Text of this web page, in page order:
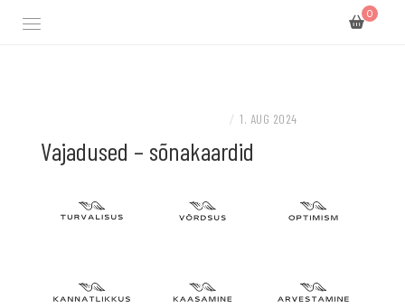
0
/ 1. AUG 2024
Vajadused – sõnakaardid